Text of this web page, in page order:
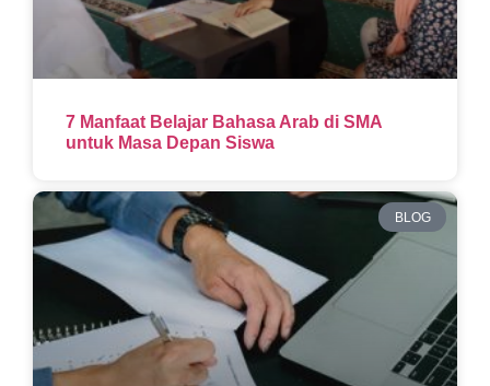
7 Manfaat Belajar Bahasa Arab di SMA
untuk Masa Depan Siswa
BLOG